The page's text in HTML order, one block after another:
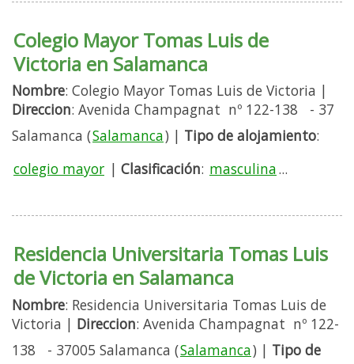
Colegio Mayor Tomas Luis de
Victoria en Salamanca
Nombre: Colegio Mayor Tomas Luis de Victoria |
Direccion: Avenida Champagnat nº 122-138 - 37
Salamanca (Salamanca) | Tipo de alojamiento:
colegio mayor | Clasificación: masculina...
Residencia Universitaria Tomas Luis
de Victoria en Salamanca
Nombre: Residencia Universitaria Tomas Luis de
Victoria | Direccion: Avenida Champagnat nº 122-
138 - 37005 Salamanca (Salamanca) | Tipo de